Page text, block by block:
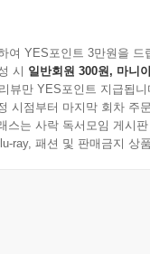
여 YES포인트 3만원을 드
시 일반회원 300원, 마니
뷰만 YES포인트 지급됩니
시점부터 마지막 회차 주
스는 사락 독서모임 게시
ray, 패션 및 판매금지 상